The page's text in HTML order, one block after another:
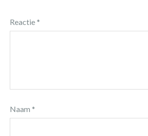
Reactie *
Naam *